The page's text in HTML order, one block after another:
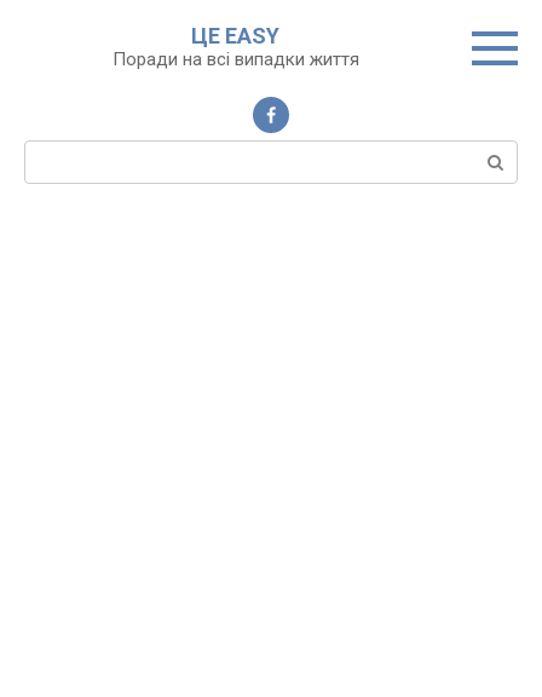
ЦЕ EASY
Поради на всі випадки життя
Пошук: